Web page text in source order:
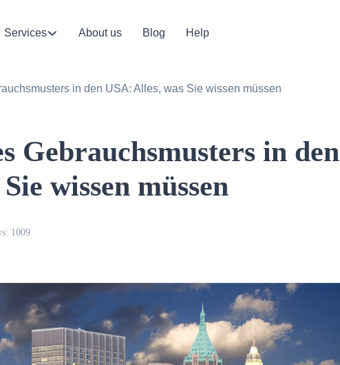
Services About us Blog Help
in den USA: Alles, was Sie wissen müssen
Gebrauchsmusters in den
wissen müssen
1009